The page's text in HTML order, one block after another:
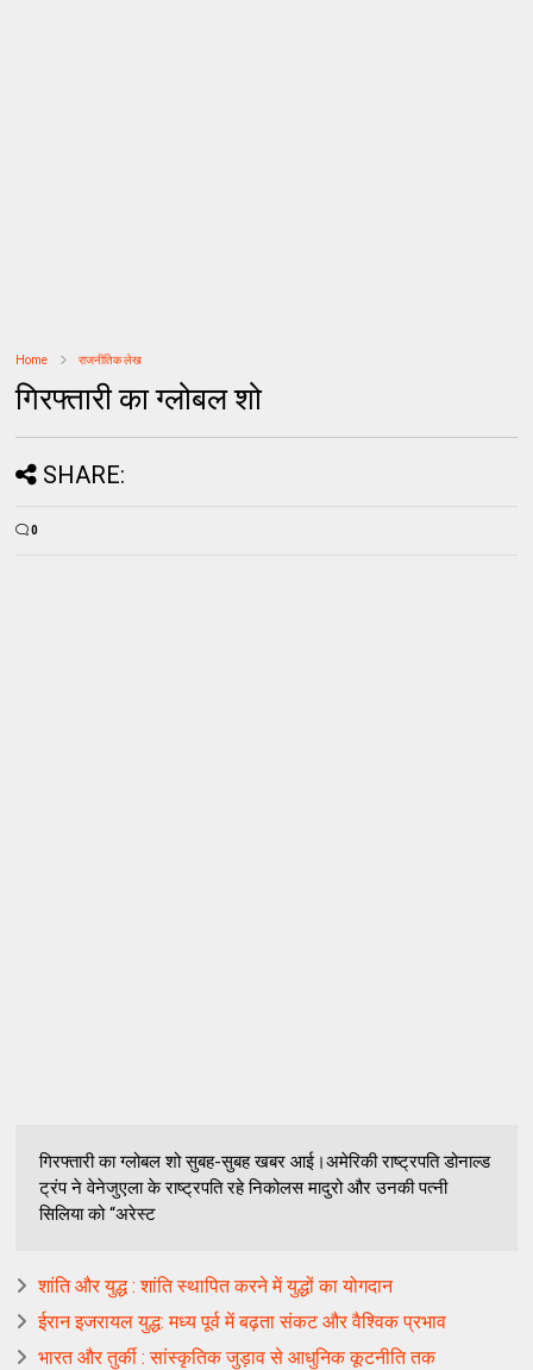
Home राजनीतिक लेख
गिरफ्तारी का ग्लोबल शो
SHARE:
0
गिरफ्तारी का ग्लोबल शो सुबह-सुबह खबर आई।अमेरिकी राष्ट्रपति डोनाल्ड
ट्रंप ने वेनेजुएला के राष्ट्रपति रहे निकोलस मादुरो और उनकी पत्नी
सिलिया को “अरेस्ट
शांति और युद्ध : शांति स्थापित करने में युद्धों का योगदान
ईरान इजरायल युद्ध: मध्य पूर्व में बढ़ता संकट और वैश्विक प्रभाव
भारत और तुर्की : सांस्कृतिक जुड़ाव से आधुनिक कूटनीति तक